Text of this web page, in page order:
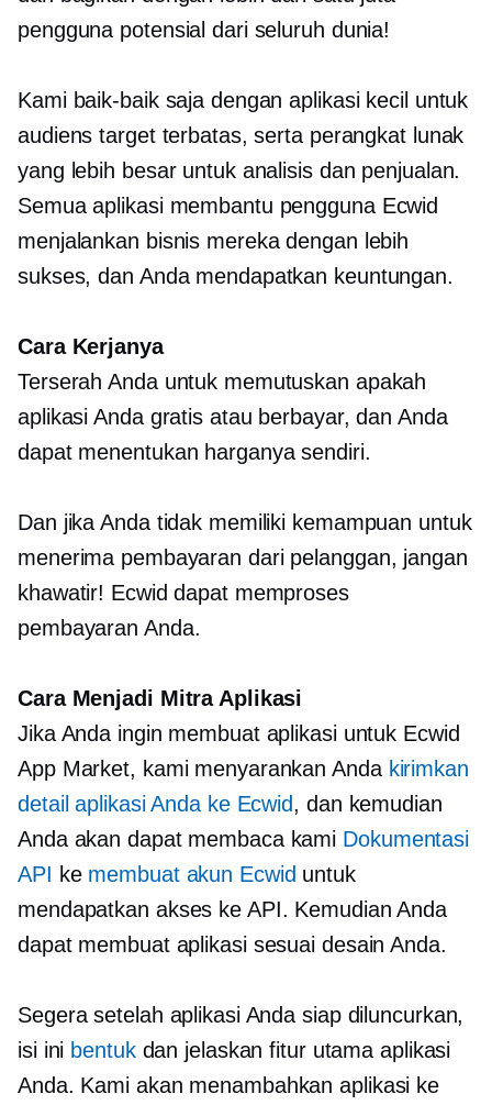
pengguna potensial dari seluruh dunia!
Kami baik-baik saja dengan aplikasi kecil untuk
audiens target terbatas, serta perangkat lunak
yang lebih besar untuk analisis dan penjualan.
Semua aplikasi membantu pengguna Ecwid
menjalankan bisnis mereka dengan lebih
sukses, dan Anda mendapatkan keuntungan.
Cara Kerjanya
Terserah Anda untuk memutuskan apakah
aplikasi Anda gratis atau berbayar, dan Anda
dapat menentukan harganya sendiri.
Dan jika Anda tidak memiliki kemampuan untuk
menerima pembayaran dari pelanggan, jangan
khawatir! Ecwid dapat memproses
pembayaran Anda.
Cara Menjadi Mitra Aplikasi
Jika Anda ingin membuat aplikasi untuk Ecwid
App Market, kami menyarankan Anda kirimkan
detail aplikasi Anda ke Ecwid, dan kemudian
Anda akan dapat membaca kami Dokumentasi
API ke membuat akun Ecwid untuk
mendapatkan akses ke API. Kemudian Anda
dapat membuat aplikasi sesuai desain Anda.
Segera setelah aplikasi Anda siap diluncurkan,
isi ini bentukdan jelaskan fitur utama aplikasi
Anda. Kami akan menambahkan aplikasi ke